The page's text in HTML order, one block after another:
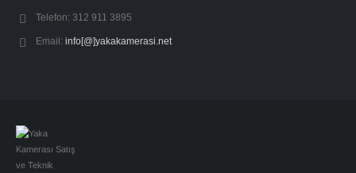
Telefon: 312 911 3895
Email: info[@]yakakamerasi.net